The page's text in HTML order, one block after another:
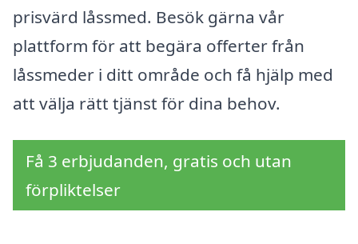
prisvärd låssmed. Besök gärna vår
plattform för att begära offerter från
låssmeder i ditt område och få hjälp med
att välja rätt tjänst för dina behov.
Få 3 erbjudanden, gratis och utan
förpliktelser